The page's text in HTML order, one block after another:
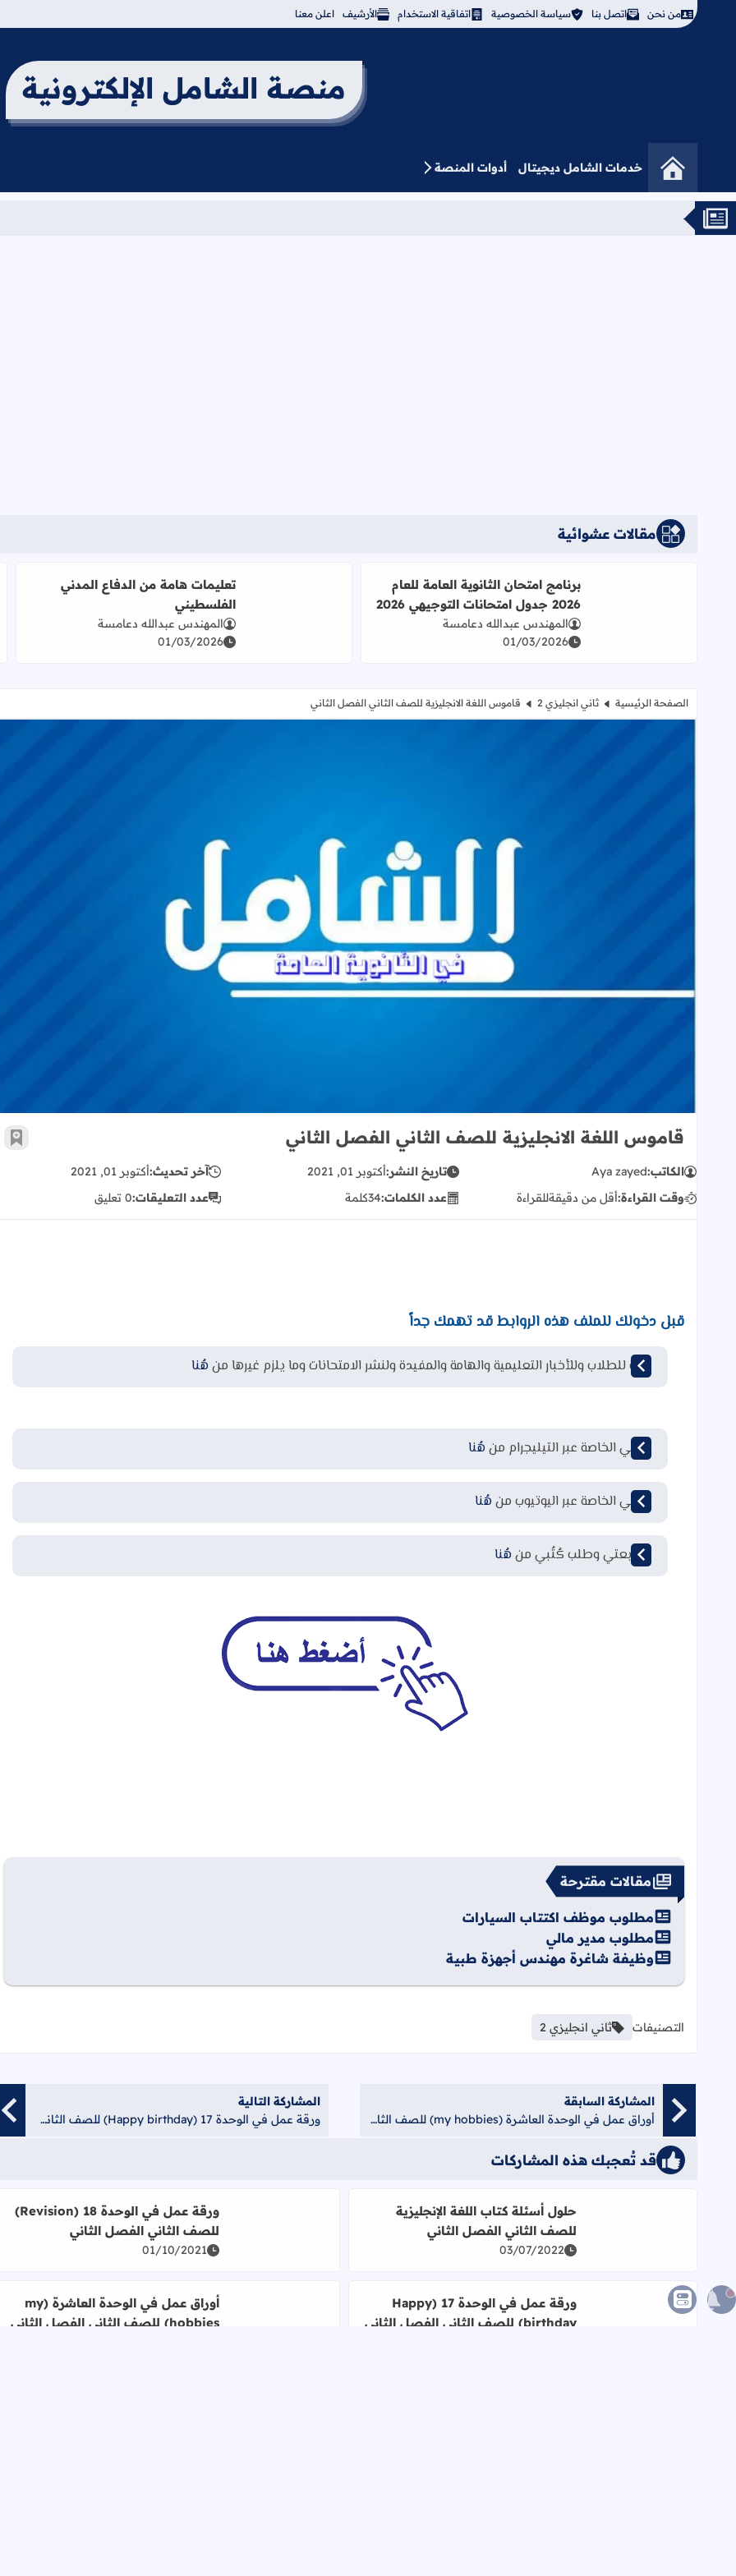
من نحن اتصل بنا سياسة الخصوصية اتفاقية الاستخدام الأرشيف اعلن معنا
منصة الشامل الإلكترونية
خدمات الشامل ديجيتال أدوات المنصة
برنامج
مقالات عشوائية
اقرأ المزيد عن برنامج امتحان الثانوية العامة للعام 2026 جدول امتحانات التوجيهي 2026
برنامج امتحان الثانوية العامة للعام
2026 جدول امتحانات التوجيهي 2026
المهندس عبدالله دعامسة
01/03/2026
اقرأ المزيد عن تعليمات هامة من الدفاع المدني الفلسطيني
تعليمات هامة من الدفاع المدني
الفلسطيني
المهندس عبدالله دعامسة
01/03/2026
الصفحة الرئيسية ثاني انجليزي 2 قاموس اللغة الانجليزية للصف الثاني الفصل الثاني
قاموس اللغة الانجليزية للصف الثاني الفصل الثاني
قاموس اللغة الانجليزية للصف الثاني الفصل الثاني
الكاتب:Aya zayed تاريخ النشر:أكتوبر 01, 2021 آخر تحديث:أكتوبر 01, 2021
وقت القراءة:أقل من دقيقةللقراءة عدد الكلمات:34كلمة عدد التعليقات:0 تعليق
قبل دخولك للملف هذه الروابط قد تهمك جداً
قناة للطلاب وللأخبار التعليمية والهامة والمفيدة ولنشر الامتحانات وما يلزم غيرها من هُنا
قناتي الخاصة عبر التيليجرام من هُنا
قناتي الخاصة عبر اليوتيوب من هُنا
لمتابعتي وطلب كُتُبي من هُنا
مقالات مقترحة
مطلوب موظف اكتتاب السيارات
مطلوب مدير مالي
وظيفة شاغرة مهندس أجهزة طبية
التصنيفات ثاني انجليزي 2
المشاركة السابقة
أوراق عمل في الوحدة العاشرة (my hobbies) للصف الثاني الفصل الثاني 1
المشاركة التالية
ورقة عمل في الوحدة 17 (Happy birthday) للصف الثاني الفصل الثاني 1
قد تُعجبك هذه المشاركات
اقرأ المزيد عن حلول أسئلة كتاب اللغة الإنجليزية للصف الثاني الفصل الثاني
حلول أسئلة كتاب اللغة الإنجليزية
للصف الثاني الفصل الثاني
03/07/2022
اقرأ المزيد عن ورقة عمل في الوحدة 18 (Revision) للصف الثاني الفصل الثاني
ورقة عمل في الوحدة 18 (Revision)
للصف الثاني الفصل الثاني
01/10/2021
اقرأ المزيد عن ورقة عمل في الوحدة 17 (Happy birthday) للصف الثاني الفصل الثاني 1
ورقة عمل في الوحدة 17 (Happy
birthday) للصف الثاني الفصل الثاني
اقرأ المزيد عن أوراق عمل في الوحدة العاشرة (my hobbies) للصف الثاني الفصل الثاني 1أوراق عمل في الوحدة العاشرة (my
hobbies) للصف الثاني الفصل الثاني